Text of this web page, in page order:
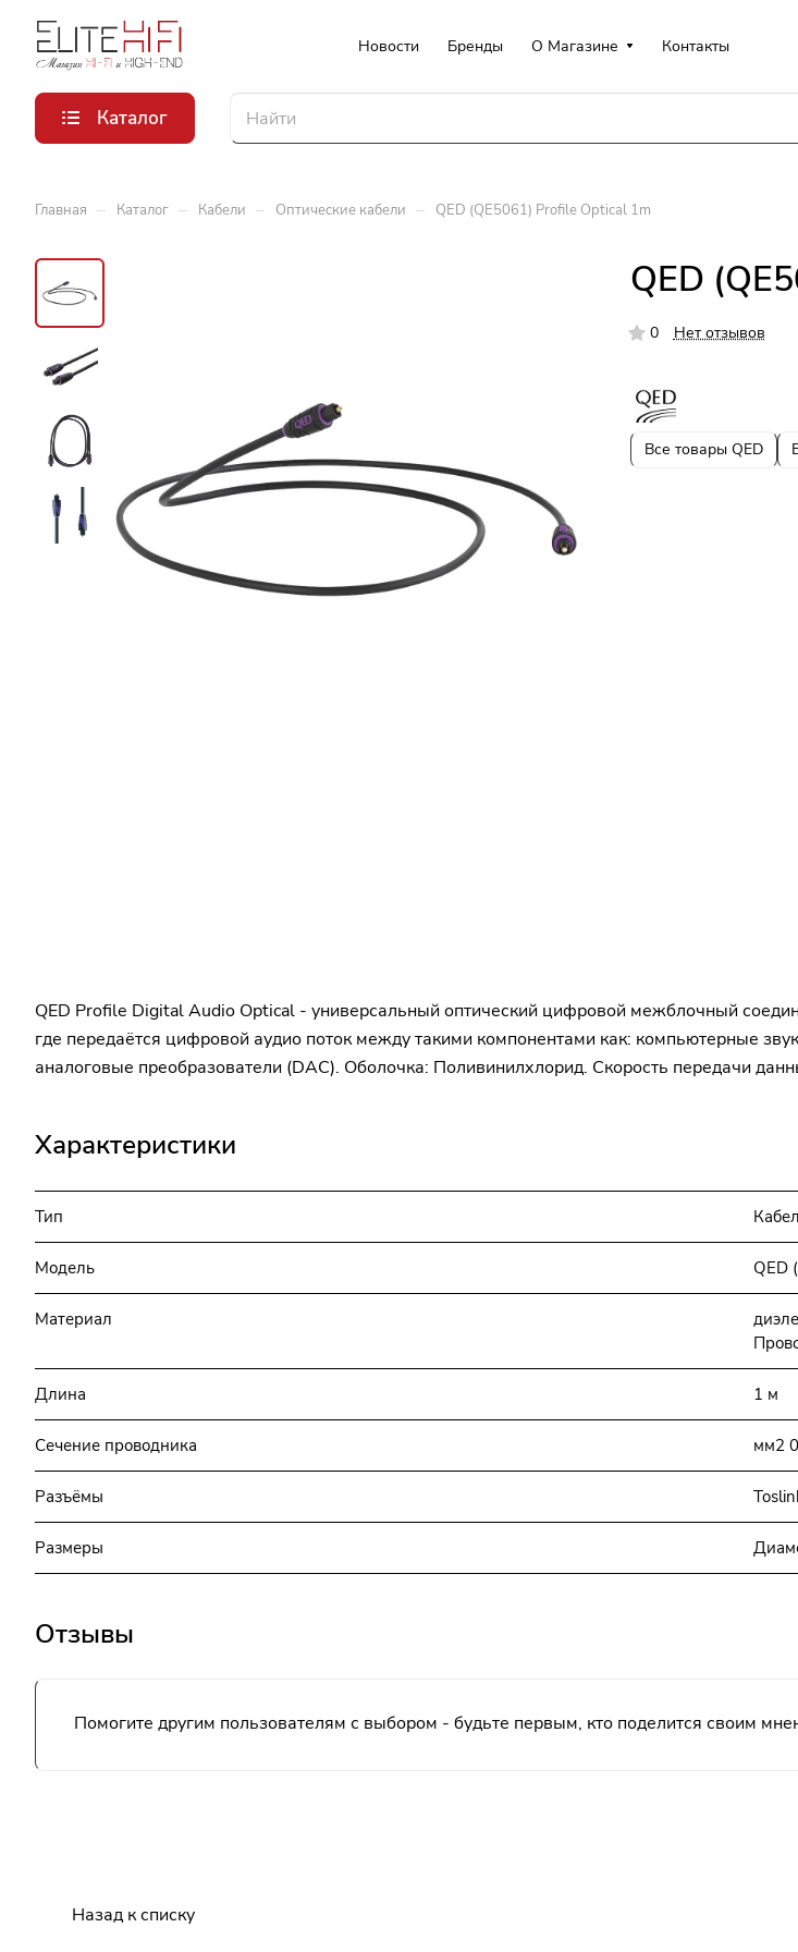
Новости Бренды О Магазине Контакты
Каталог
Главная – Каталог – Кабели – Оптические кабели – QED (QE5061) Profile Optical 1m
QED
0 Нет отзывов
Все товары QED
QED Profile Digital Audio Optical - универсальный оптический цифровой межблочный
где передаётся цифровой аудио поток между такими компонентами как: компьютерные
аналоговые преобразователи (DAC). Оболочка: Поливинилхлорид. Скорость передачи
Характеристики
Тип
Модель QED
Материал
Длина 1 м
Сечение проводника мм2
Разъёмы
Размеры
Отзывы
Помогите другим пользователям с выбором - будьте первым, кто поделится своим
Назад к списку